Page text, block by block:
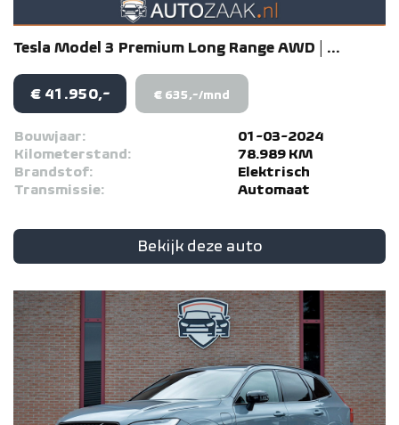
Tesla Model 3 Premium Long Range AWD | ...
€ 41.950,- € 635,-/mnd
Bouwjaar:
01-03-2024
Kilometerstand:
78.989 KM
Brandstof:
Elektrisch
Transmissie:
Automaat
Bekijk deze auto